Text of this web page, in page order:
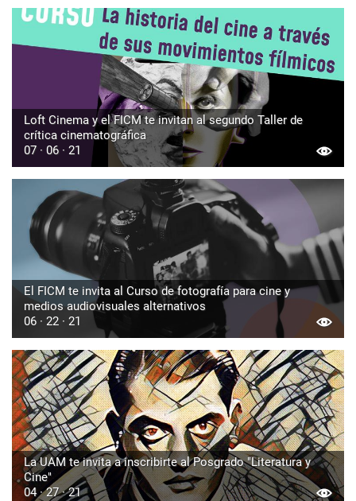
Loft Cinema y el FICM te invitan al segundo Taller de
crítica cinematográfica
07 · 06 · 21
El FICM te invita al Curso de fotografía para cine y
medios audiovisuales alternativos
06 · 22 · 21
La UAM te invita a inscribirte al Posgrado "Literatura y
Cine"
04 · 27 · 21